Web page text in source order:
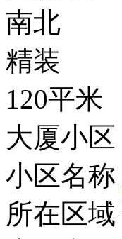
南北
精装
120平米
大厦小区
小区名称
所在区域